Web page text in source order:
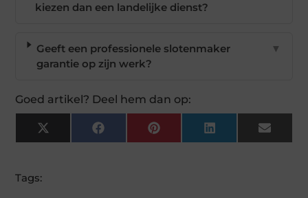
kiezen dan een landelijke dienst?
Geeft een professionele slotenmaker
garantie op zijn werk?
▼
Goed artikel? Deel hem dan op:
X
(Twitter)
FacebookPinterest LinkedIn Email
Tags: